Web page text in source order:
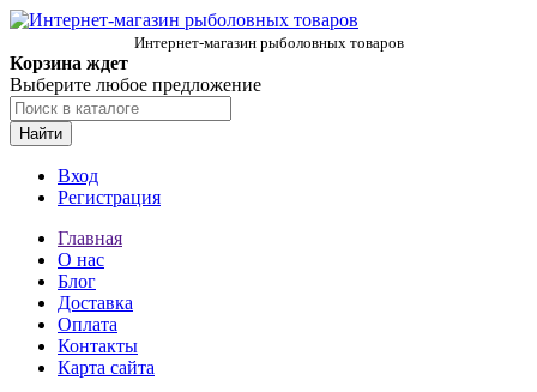
Интернет-магазин рыболовных товаров
Корзина ждет
Выберите любое предложение
Найти
Вход
Регистрация
Главная
О нас
Блог
Доставка
Оплата
Контакты
Карта сайта